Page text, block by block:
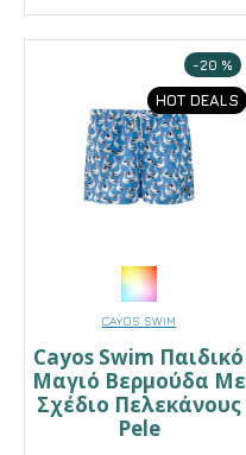
HOT DEALS
-20 %
CAYOS SWIM
Cayos Swim Παιδικό
Μαγιό Βερμούδα Με
Σχέδιο Πελεκάνους
Pele